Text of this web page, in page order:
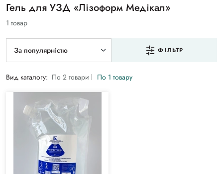
Гель для УЗД «Лізоформ Медікал»
1 товар
За популярністю ФІЛЬТР
Вид каталогу: По 2 товари По 1 товару